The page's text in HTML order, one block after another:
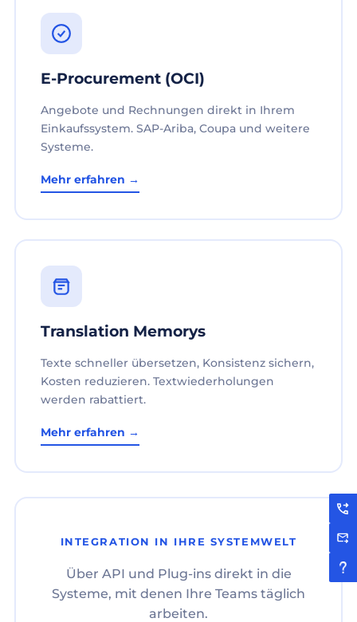
E-Procurement (OCI)
Angebote und Rechnungen direkt in Ihrem
Einkaufssystem. SAP-Ariba, Coupa und weitere
Systeme.
Mehr erfahren →
Translation Memorys
Texte schneller übersetzen, Konsistenz sichern,
Kosten reduzieren. Textwiederholungen
werden rabattiert.
Mehr erfahren →
INTEGRATION IN IHRE SYSTEMWELT
Über API und Plug-ins direkt in die
Systeme, mit denen Ihre Teams täglich
arbeiten.